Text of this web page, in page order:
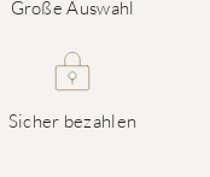
Große Auswahl
Sicher bezahlen